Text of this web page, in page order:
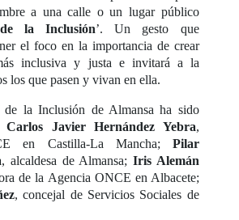
a una calle o un lugar público
la Inclusión’. Un gesto que
el foco en la importancia de crear
inclusiva y justa e invitará a la
los que pasen y vivan en ella.
la Inclusión de Almansa ha sido
Carlos Javier Hernández Yebra,
en Castilla-La Mancha; Pilar
, alcaldesa de Almansa; Iris Alemán
de la Agencia ONCE en Albacete;
, concejal de Servicios Sociales de